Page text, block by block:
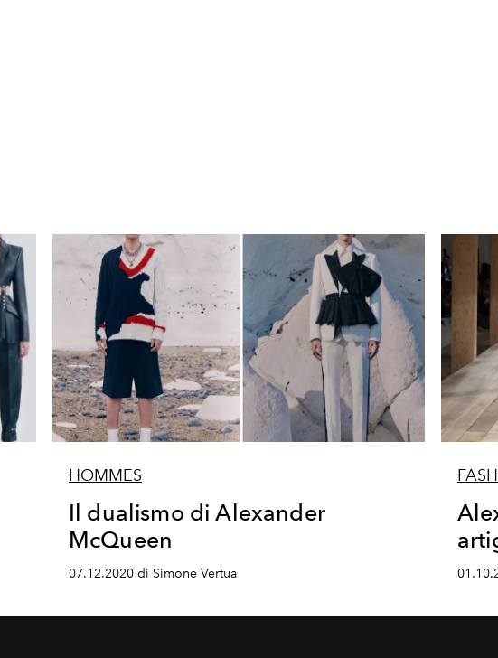
HOMMES
Il dualismo di Alexander
McQueen
07.12.2020 di Simone Vertua